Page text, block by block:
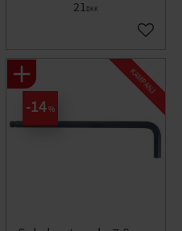
som favorit
21DKK
Gem
14%
KAMPANJ